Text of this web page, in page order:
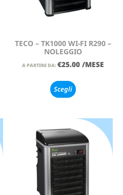
TECO – TK1000 WI-FI R290 –
NOLEGGIO
A PARTIRE DA: €25.00 /MESE
Scegli